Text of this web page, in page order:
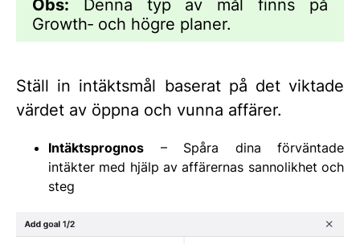
Obs: Denna typ av mål finns på
Growth‑ och högre planer.
Ställ in intäktsmål baserat på det viktade
värdet av öppna och vunna affärer.
Intäktsprognos – Spåra dina förväntade
intäkter med hjälp av affärernas sannolikhet och
steg